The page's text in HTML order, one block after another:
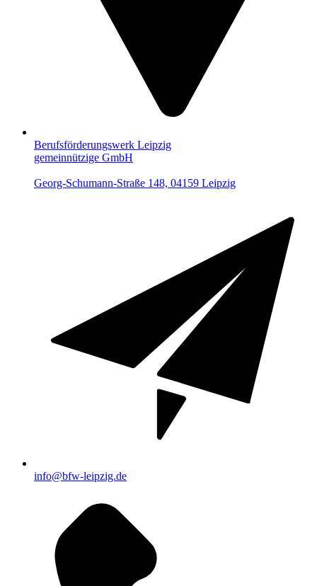
Berufsförderungswerk Leipzig
gemeinnützige GmbH
Georg-Schumann-Straße 148, 04159 Leipzig
info@bfw-leipzig.de